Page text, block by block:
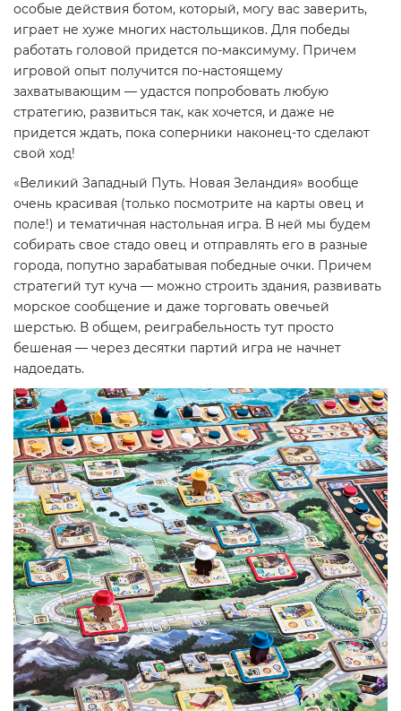
особые действия ботом, который, могу вас заверить,
играет не хуже многих настольщиков. Для победы
работать головой придется по-максимуму. Причем
игровой опыт получится по-настоящему
захватывающим — удастся попробовать любую
стратегию, развиться так, как хочется, и даже не
придется ждать, пока соперники наконец-то сделают
свой ход!
«Великий Западный Путь. Новая Зеландия» вообще
очень красивая (только посмотрите на карты овец и
поле!) и тематичная настольная игра. В ней мы будем
собирать свое стадо овец и отправлять его в разные
города, попутно зарабатывая победные очки. Причем
стратегий тут куча — можно строить здания, развивать
морское сообщение и даже торговать овечьей
шерстью. В общем, реиграбельность тут просто
бешеная — через десятки партий игра не начнет
надоедать.